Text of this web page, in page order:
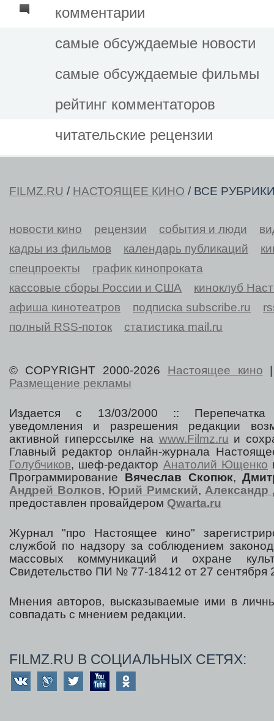
комментарии
самые обсуждаемые новости
самые обсуждаемые фильмы
рейтинг комментаторов
читательские рецензии
FILMZ.RU / НАСТОЯЩЕЕ КИНО / ВСЕ
новости кино рецензии события и люди
кадры из фильмов
календарь публикаций
спецпроекты
график кинопроката
кассовые сборы России и США
киноклуб
афиша кинотеатров
подписка subscribe.ru
полный RSS-поток
статистика mail.ru
© COPYRIGHT 2000-2026 Настоящее кино
Размещение рекламы
Издается с 13/03/2000 :: Перепечатка
уведомления и разрешения редакции
активной гиперссылке на www.Filmz.ru и
Главный редактор онлайн-журнала
Голубчиков, шеф-редактор Анатолий Ющенко
Программирование Вячеслав Скопюк,
Андрей Волков, Юрий Римский,Александр
предоставлен провайдером Qwarta.ru
Журнал "про Настоящее кино"
службой по надзору за соблюдением
массовых коммуникаций и охране
Свидетельство ПИ № 77-18412 от 27 сентября
Мнения авторов, высказываемые ими в
совпадать с мнением редакции.
FILMZ.RU В СОЦИАЛЬНЫХ СЕТЯХ: